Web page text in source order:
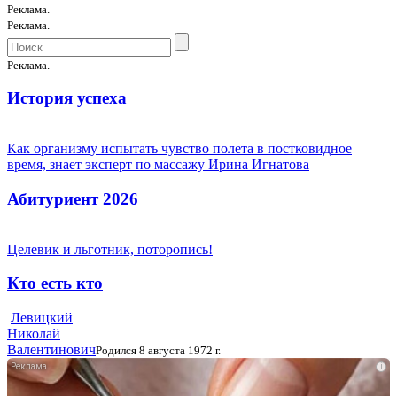
Реклама.
Реклама.
Реклама.
История успеха
Как организму испытать чувство полета в постковидное
время, знает эксперт по массажу Ирина Игнатова
Абитуриент 2026
Целевик и льготник, поторопись!
Кто есть кто
Левицкий
Николай
ВалентиновичРодился 8 августа 1972 г.
i